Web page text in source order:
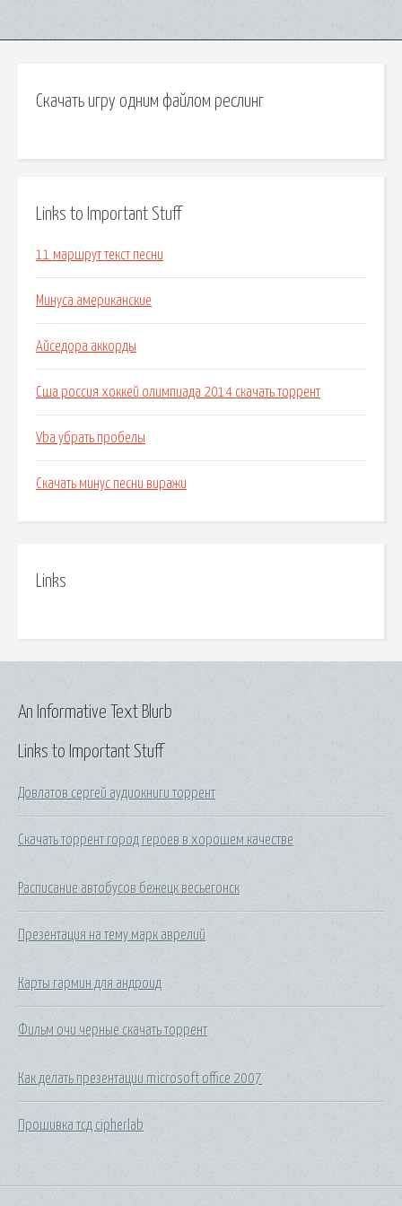
Скачать игру одним файлом реслинг
Links to Important Stuff
11 маршрут текст песни
Минуса американские
Айседора аккорды
Сша россия хоккей олимпиада 2014 скачать торрент
Vba убрать пробелы
Скачать минус песни виражи
Links
Links to Important Stuff
Довлатов сергей аудиокниги торрент
Скачать торрент город героев в хорошем качестве
Расписание автобусов бежецк весьегонск
Презентация на тему марк аврелий
Карты гармин для андроид
Фильм очи черные скачать торрент
Как делать презентации microsoft office 2007
Прошивка тсд cipherlab
An Informative Text Blurb